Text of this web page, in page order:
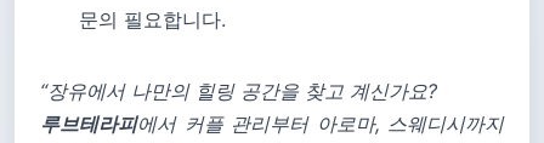
문의 필요합니다.
“장유에서 나만의 힐링 공간을 찾고 계신가요?
루브테라피에서 커플 관리부터 아로마, 스웨디시까지